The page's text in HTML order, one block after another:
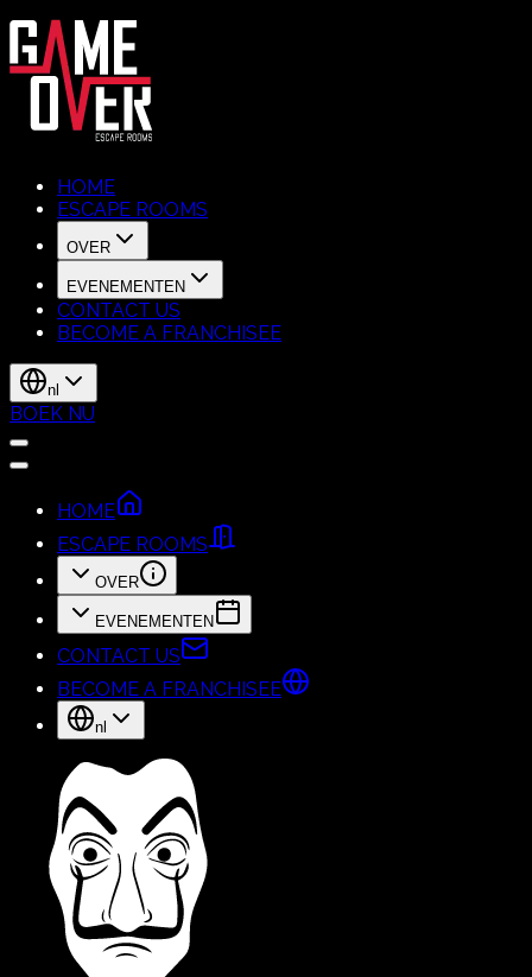
HOME
ESCAPE ROOMS
OVER
EVENEMENTEN
CONTACT US
BECOME A FRANCHISEE
nl
BOEK NU
HOME
ESCAPE ROOMS
OVER
EVENEMENTEN
CONTACT US
BECOME A FRANCHISEE
nl